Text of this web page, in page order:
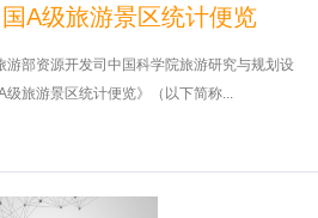
A级旅游景区统计便览
游部资源开发司中国科学院旅游研究与规划设
旅游景区统计便览》（以下简称...